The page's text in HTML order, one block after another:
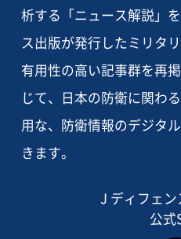
析する「ニュース解説」
ス出版が発行したミリタ
有用性の高い記事群を再
じて、日本の防衛に関わ
用な、防衛情報のデジタ
きます。
J ディフェン
公式